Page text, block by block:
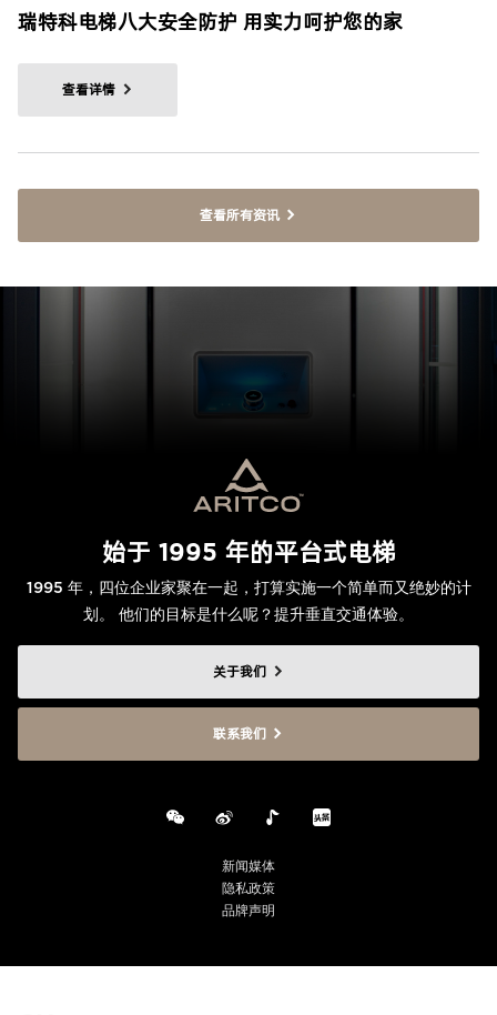
瑞特科电梯八大安全防护 用实力呵护您的家
查看详情
查看所有资讯
始于 1995 年的平台式电梯
1995 年，四位企业家聚在一起，打算实施一个简单而又绝妙的计
划。 他们的目标是什么呢？提升垂直交通体验。
关于我们
联系我们
新闻媒体
隐私政策
品牌声明